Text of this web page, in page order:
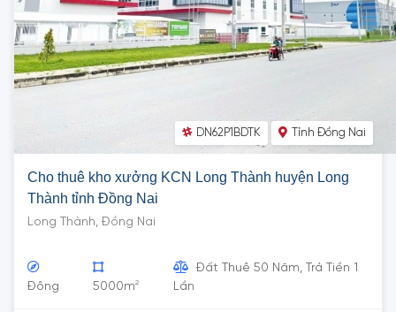
DN62P1BDTK Tỉnh Đồng Nai
Cho thuê kho xưởng KCN Long Thành huyện Long
Thành tỉnh Đồng Nai
Long Thành, Đồng Nai
Đông 5000m2
Đất Thuê 50 Năm, Trả Tiền 1
Lần